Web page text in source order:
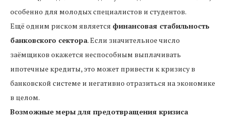
особенно для молодых специалистов и студентов.
Ещё одним риском является финансовая стабильность
банковского сектора. Если значительное число
заёмщиков окажется неспособным выплачивать
ипотечные кредиты, это может привести к кризису в
банковской системе и негативно отразиться на экономике
в целом.
Возможные меры для предотвращения кризиса